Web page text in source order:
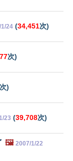
24 (34,451次)
次)
次)
23 (39,708次)
🖼️ 2007/1/22